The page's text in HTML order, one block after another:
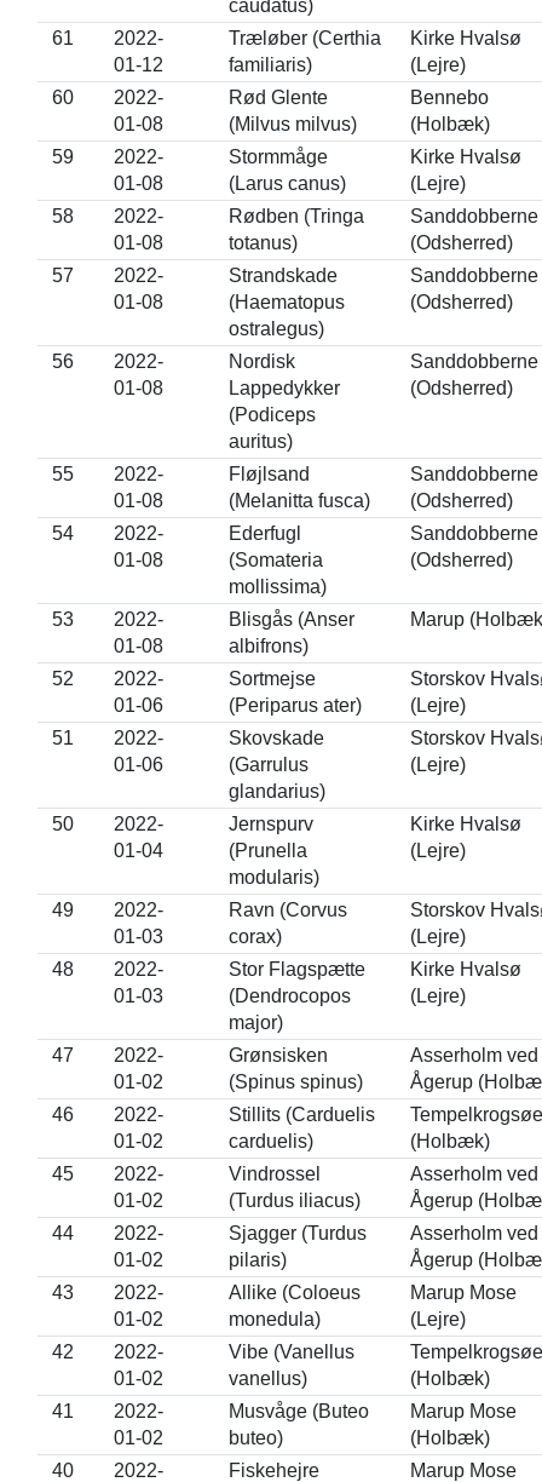
caudatus)
61
2022-
01-12
Træløber (Certhia
familiaris)
Kirke Hvalsø
(Lejre)
60
2022-
01-08
Rød Glente
(Milvus milvus)
Bennebo
(Holbæk)
59
2022-
01-08
Stormmåge
(Larus canus)
Kirke Hvalsø
(Lejre)
58
2022-
01-08
Rødben (Tringa
totanus)
Sanddobberne
(Odsherred)
57
2022-
01-08
Strandskade
(Haematopus
ostralegus)
Sanddobberne
(Odsherred)
56
2022-
01-08
Nordisk
Lappedykker
(Podiceps
auritus)
Sanddobberne
(Odsherred)
55
2022-
01-08
Fløjlsand
(Melanitta fusca)
Sanddobberne
(Odsherred)
54
2022-
01-08
Ederfugl
(Somateria
mollissima)
Sanddobberne
(Odsherred)
53
2022-
01-08
Blisgås (Anser
albifrons)
Marup
52
2022-
01-06
Sortmejse
(Periparus ater)
Storskov
(Lejre)
51
2022-
01-06
Skovskade
(Garrulus
glandarius)
Storskov
(Lejre)
50
2022-
01-04
Jernspurv
(Prunella
modularis)
Kirke Hvalsø
(Lejre)
49
2022-
01-03
Ravn (Corvus
corax)
Storskov
(Lejre)
48
2022-
01-03
Stor Flagspætte
(Dendrocopos
major)
Kirke Hvalsø
(Lejre)
47
2022-
01-02
Grønsisken
(Spinus spinus)
Asserholm ved
Ågerup
46
2022-
01-02
Stillits (Carduelis
carduelis)
(Holbæk)
45
2022-
01-02
Vindrossel
(Turdus iliacus)
Asserholm ved
Ågerup
44
2022-
01-02
Sjagger (Turdus
pilaris)
Asserholm ved
Ågerup
43
2022-
01-02
Allike (Coloeus
monedula)
Marup Mose
(Lejre)
42
2022-
01-02
Vibe (Vanellus
vanellus)
(Holbæk)
41
2022-
01-02
Musvåge (Buteo
buteo)
Marup Mose
(Holbæk)
40
2022-
Fiskehejre
Marup Mose